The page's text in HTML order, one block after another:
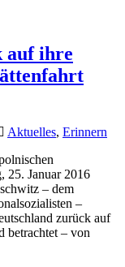
auf ihre
Aktuelles, Erinnern
25. Januar 2016
– dem
–
zurück auf
betrachtet – von